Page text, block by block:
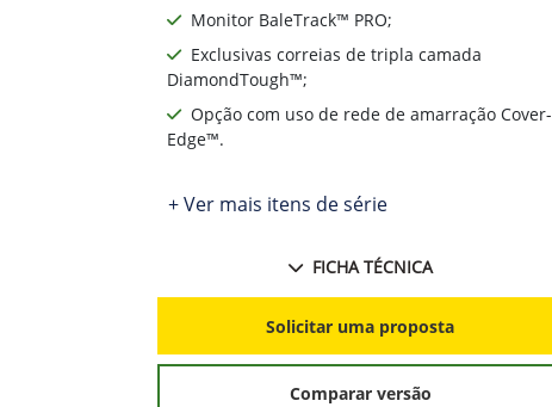
Monitor BaleTrack™ PRO;
Exclusivas correias de tripla camada
DiamondTough™;
Opção com uso de rede de amarração Cover-
Edge™.
+ Ver mais itens de série
FICHA TÉCNICA
Solicitar uma proposta
Comparar versão